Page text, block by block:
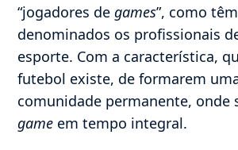
“jogadores degames”, como
denominados os profissionais
esporte. Com a característica,
futebol existe, de formarem
comunidade permanente, onde
game em tempo integral.